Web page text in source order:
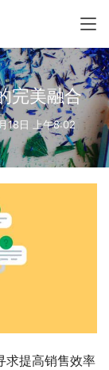
完美融合
18日 上午8:02
求提高销售效率